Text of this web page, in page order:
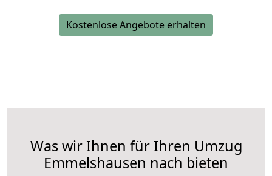
Kostenlose Angebote erhalten
Was wir Ihnen für Ihren Umzug
Emmelshausen nach bieten